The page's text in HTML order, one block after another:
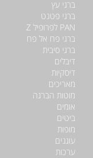
ברגי עץ
ברגי פטנט
PAN לפרופיל Z
ברגי פח אל פח
ברגי סיבית
דיבלים
דיסקיות
מאריכים
מוטות הברגה
אומים
ביטים
מופות
עוגנים
ערכות